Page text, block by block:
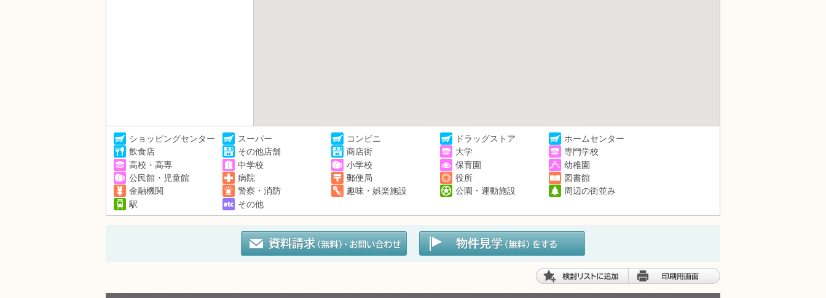
ショッピングセンター スーパー コンビニ ドラッグストア
ホームセンター
飲食店
その他店舗 商店街 大学
専門学校
高校・高専
中学校 小学校 保育園
幼稚園
公民館・児童館
病院 郵便局 役所
図書館
金融機関
警察・消防 趣味・娯楽施設 公園・運動施設
周辺の街並み
駅
その他